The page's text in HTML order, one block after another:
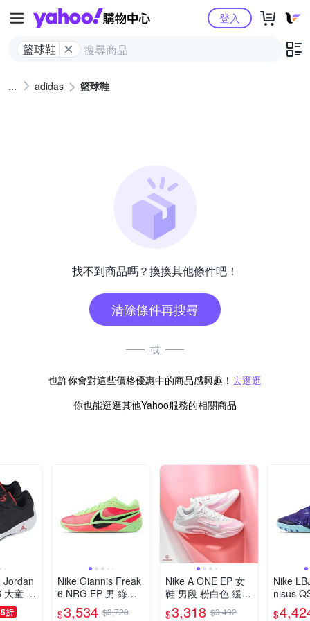
Yahoo購物中心
籃球鞋
登入
adidas 籃球鞋
找不到商品嗎？換換其他條件吧！
清除條件再搜尋
或
也許你會對這些價格優惠中的商品感興趣！ 去逛逛
你也能逛逛其他Yahoo服務的相關商品
Jordan
大童 女
緩震 I
折
Nike Giannis Freak
6 NRG EP 男 綠粉
字母哥 實戰 包覆 緩
$3,534 $3,720
Nike A ONE EP 女
鞋 男段 粉白色 緩震
運動 包覆 耐磨 實戰
$3,318 $3,492
Nike
nisus
藍 緩
$